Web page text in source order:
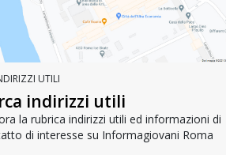
A ROMA
annuale a 50 euro per
19
UTILI
indirizzi utili
la rubrica indirizzi utili ed informazioni di
di interesse su Informagiovani Roma